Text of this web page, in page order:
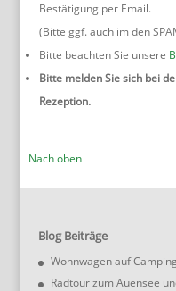
Bestätigung per Email.
(Bitte ggf. auch im den
Bitte beachten Sie unsere
Bitte melden Sie sich bei
Rezeption.
Nach oben
Blog Beiträge
Wohnwagen auf
Radtour zum Auensee